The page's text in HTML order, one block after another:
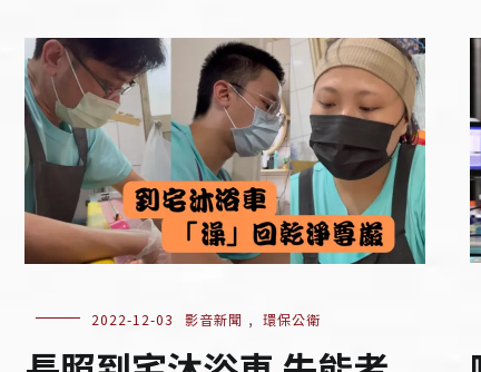
2022-12-03 影音新聞 , 環保公衛